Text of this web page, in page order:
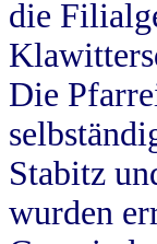
die
Die
Stabitz
wurden